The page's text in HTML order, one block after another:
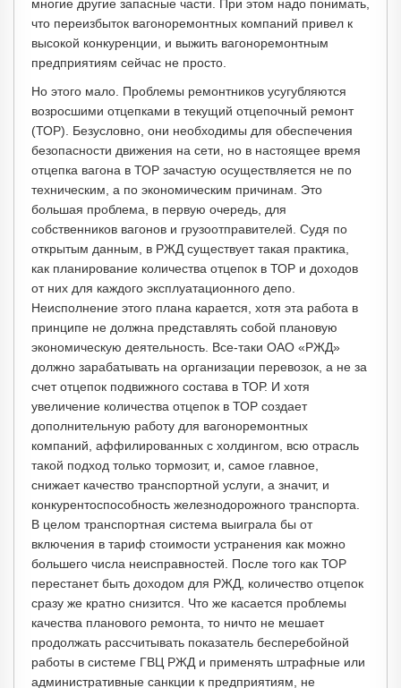
многие другие запасные части. При этом надо понимать,
что переизбыток вагоноремонтных компаний привел к
высокой конкуренции, и выжить вагоноремонтным
предприятиям сейчас не просто.
Но этого мало. Проблемы ремонтников усугубляются
возросшими отцепками в текущий отцепочный ремонт
(ТОР). Безусловно, они необходимы для обеспечения
безопасности движения на сети, но в настоящее время
отцепка вагона в ТОР зачастую осуществляется не по
техническим, а по экономическим причинам. Это
большая проблема, в первую очередь, для
собственников вагонов и грузоотправителей. Судя по
открытым данным, в РЖД существует такая практика,
как планирование количества отцепок в ТОР и доходов
от них для каждого эксплуатационного депо.
Неисполнение этого плана карается, хотя эта работа в
принципе не должна представлять собой плановую
экономическую деятельность. Все-таки ОАО «РЖД»
должно зарабатывать на организации перевозок, а не за
счет отцепок подвижного состава в ТОР. И хотя
увеличение количества отцепок в ТОР создает
дополнительную работу для вагоноремонтных
компаний, аффилированных с холдингом, всю отрасль
такой подход только тормозит, и, самое главное,
снижает качество транспортной услуги, а значит, и
конкурентоспособность железнодорожного транспорта.
В целом транспортная система выиграла бы от
включения в тариф стоимости устранения как можно
большего числа неисправностей. После того как ТОР
перестанет быть доходом для РЖД, количество отцепок
сразу же кратно снизится. Что же касается проблемы
качества планового ремонта, то ничто не мешает
продолжать рассчитывать показатель бесперебойной
работы в системе ГВЦ РЖД и применять штрафные или
административные санкции к предприятиям, не